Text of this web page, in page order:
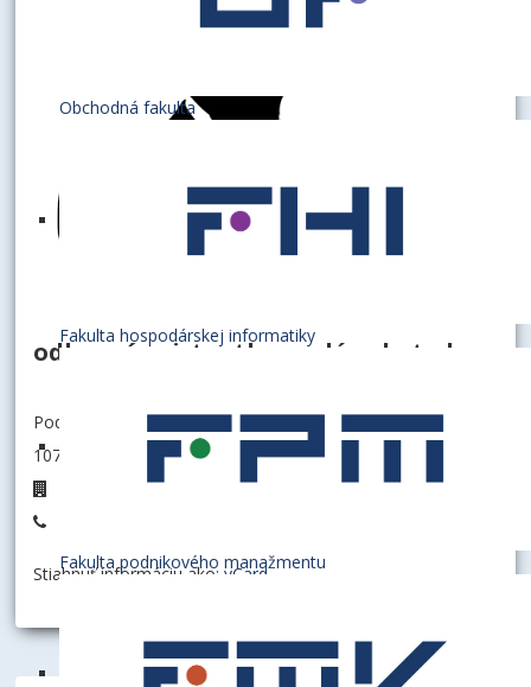
Obchodná fakulta
Fakulta hospodárskej informatiky
Fakulta podnikového manažmentu
odborná asistentka, vedúca katedry
Podnikovohospodárska fakulta so sídlom v Košiciach
107005 - Katedra obchodného podnikania
Stiahnuť informáciu ako:vCard